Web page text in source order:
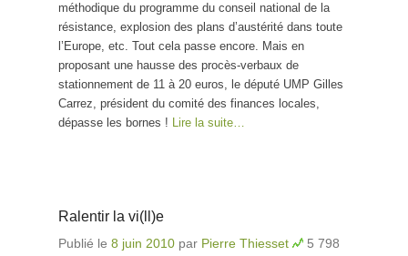
méthodique du programme du conseil national de la
résistance, explosion des plans d’austérité dans toute
l’Europe, etc. Tout cela passe encore. Mais en
proposant une hausse des procès-verbaux de
stationnement de 11 à 20 euros, le député UMP Gilles
Carrez, président du comité des finances locales,
dépasse les bornes ! Lire la suite…
Ralentir la vi(ll)e
Publié le 8 juin 2010 par Pierre Thiesset
5 798